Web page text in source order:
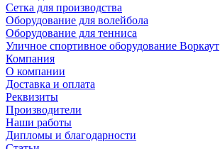
Сетка для производства
Оборудование для волейбола
Оборудование для тенниса
Уличное спортивное оборудование Воркаут
Компания
О компании
Доставка и оплата
Реквизиты
Производители
Наши работы
Дипломы и благодарности